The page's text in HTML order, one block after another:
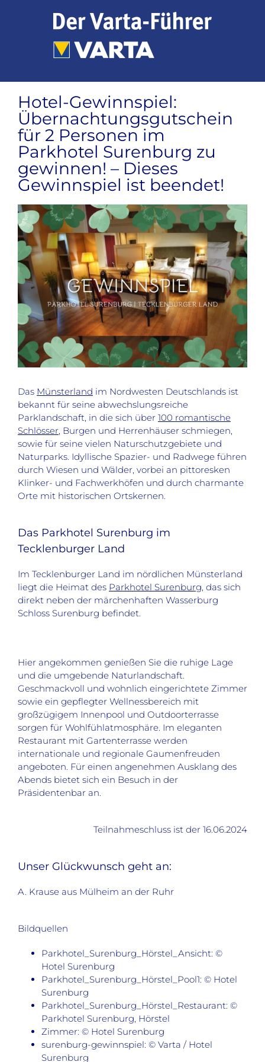
Hotel-Gewinnspiel:
Übernachtungsgutschein
für 2 Personen im
Parkhotel Surenburg zu
gewinnen! – Dieses
Gewinnspiel ist beendet!
Zeige
grösseres
Bild
Das Münsterland im Nordwesten Deutschlands ist
bekannt für seine abwechslungsreiche
Parklandschaft, in die sich über 100 romantische
Schlösser, Burgen und Herrenhäuser schmiegen,
sowie für seine vielen Naturschutzgebiete und
Naturparks. Idyllische Spazier- und Radwege führen
durch Wiesen und Wälder, vorbei an pittoresken
Klinker- und Fachwerkhöfen und durch charmante
Orte mit historischen Ortskernen.
Das Parkhotel Surenburg im
Tecklenburger Land
Im Tecklenburger Land im nördlichen Münsterland
liegt die Heimat des Parkhotel Surenburg, das sich
direkt neben der märchenhaften Wasserburg
Schloss Surenburg befindet.
Hier angekommen genießen Sie die ruhige Lage
und die umgebende Naturlandschaft.
Geschmackvoll und wohnlich eingerichtete Zimmer
sowie ein gepflegter Wellnessbereich mit
großzügigem Innenpool und Outdoorterrasse
sorgen für Wohlfühlatmosphäre. Im eleganten
Restaurant mit Gartenterrasse werden
internationale und regionale Gaumenfreuden
angeboten. Für einen angenehmen Ausklang des
Abends bietet sich ein Besuch in der
Präsidentenbar an.
Teilnahmeschluss ist der 16.06.2024
Unser Glückwunsch geht an:
A. Krause aus Mülheim an der Ruhr
Bildquellen
Parkhotel_Surenburg_Hörstel_Ansicht: ©
Hotel Surenburg
Parkhotel_Surenburg_Hörstel_Pool1: © Hotel
Surenburg
Parkhotel_Surenburg_Hörstel_Restaurant: ©
Parkhotel Surenburg, Hörstel
Zimmer: © Hotel Surenburg
surenburg-gewinnspiel: © Varta / Hotel
Surenburg